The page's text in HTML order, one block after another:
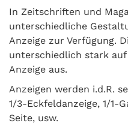
In Zeitschriften und
unterschiedliche
Anzeige zur Verfügung.
unterschiedlich stark
Anzeige aus.
Anzeigen werden i.d.R.
1/3-Eckfeldanzeige, 1/1-
Seite, usw.